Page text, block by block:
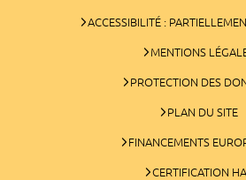
ACCESSIBILITÉ :
MENTIONS
PROTECTION DES
PLAN DU SITE
FINANCEMENTS
CERTIFICATION